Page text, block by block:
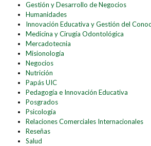
Gestión y Desarrollo de Negocios
Humanidades
Innovación Educativa y Gestión del
Medicina y Cirugía Odontológica
Mercadotecnia
Misionología
Negocios
Nutrición
Papás UIC
Pedagogía e Innovación Educativa
Posgrados
Psicología
Relaciones Comerciales Internacionales
Reseñas
Salud